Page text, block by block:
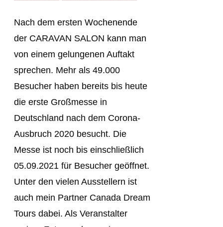
Nach dem ersten Wochenende
der CARAVAN SALON kann man
von einem gelungenen Auftakt
sprechen. Mehr als 49.000
Besucher haben bereits bis heute
die erste Großmesse in
Deutschland nach dem Corona-
Ausbruch 2020 besucht. Die
Messe ist noch bis einschließlich
05.09.2021 für Besucher geöffnet.
Unter den vielen Ausstellern ist
auch mein Partner Canada Dream
Tours dabei. Als Veranstalter